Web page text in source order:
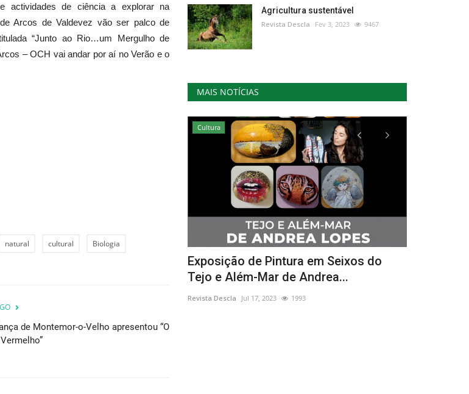
actividades de ciência a explorar na
Arcos de Valdevez vão ser palco de
“Junto ao Rio…um Mergulho de
– OCH vai andar por aí no Verão e o
natural cultural Biologia
de Montemor-o-Velho apresentou “O
Agricultura sustentável
Revista Descla Fev 3, 2023 9467
MAIS NOTÍCIAS
Cultura
Exposição de Pintura em Seixos do
Tejo e Além-Mar de Andrea...
Revista Descla Jul 17, 2023 1993